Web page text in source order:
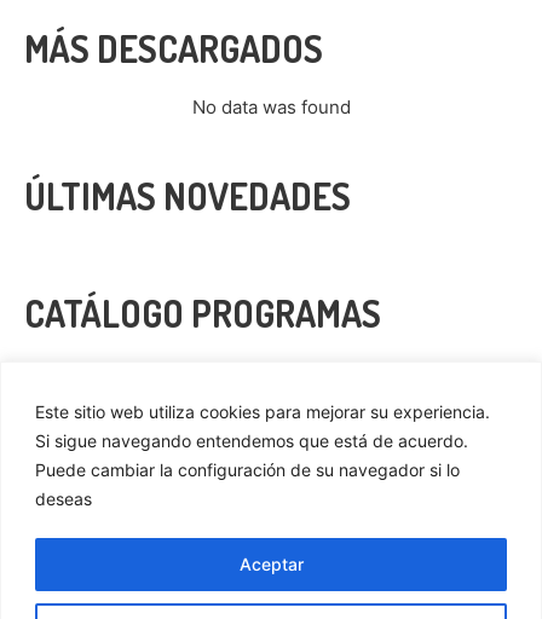
Este sitio web utiliza cookies para mejorar su experiencia.
Si sigue navegando entendemos que está de acuerdo.
Puede cambiar la configuración de su navegador si lo
deseas
Aceptar
MÁS DESCARGADOS
No data was found
ÚLTIMAS NOVEDADES
CATÁLOGO PROGRAMAS
Cookies
Aviso Legal